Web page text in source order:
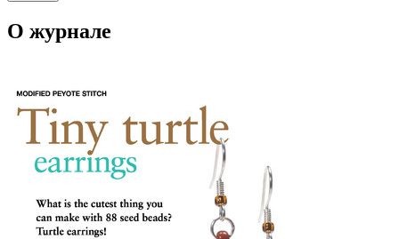
О журнале